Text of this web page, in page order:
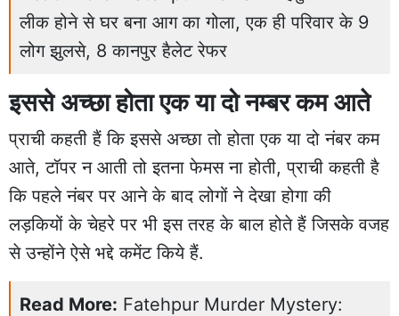
लीक होने से घर बना आग का गोला, एक ही परिवार के 9
लोग झुलसे, 8 कानपुर हैलेट रेफर
इससे अच्छा होता एक या दो नम्बर कम आते
प्राची कहती हैं कि इससे अच्छा तो होता एक या दो नंबर कम
आते, टॉपर न आती तो इतना फेमस ना होती, प्राची कहती है
कि पहले नंबर पर आने के बाद लोगों ने देखा होगा की
लड़कियों के चेहरे पर भी इस तरह के बाल होते हैं जिसके वजह
से उन्होंने ऐसे भद्दे कमेंट किये हैं.
Read More: Fatehpur Murder Mystery: